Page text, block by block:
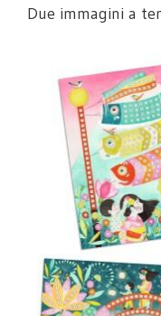
Due immagini a